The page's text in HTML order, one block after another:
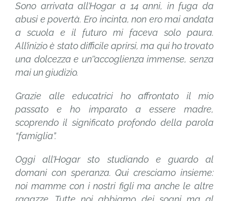
Sono arrivata all’Hogar a 14 anni, in fuga da
abusi e povertà. Ero incinta, non ero mai andata
a scuola e il futuro mi faceva solo paura.
All’inizio è stato difficile aprirsi, ma qui ho trovato
una dolcezza e un’’accoglienza immense, senza
mai un giudizio.
Grazie alle educatrici ho affrontato il mio
passato e ho imparato a essere madre,
scoprendo il significato profondo della parola
“famiglia”.
Oggi all’Hogar sto studiando e guardo al
domani con speranza. Qui cresciamo insieme:
noi mamme con i nostri figli ma anche le altre